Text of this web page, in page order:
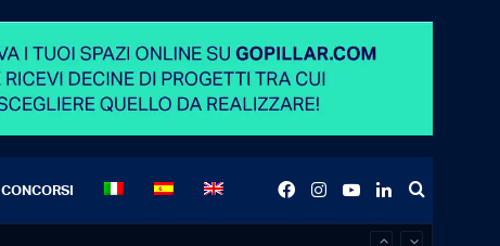
CONCORSI Search
LinkedIn
YouTube
Instagram
Facebook